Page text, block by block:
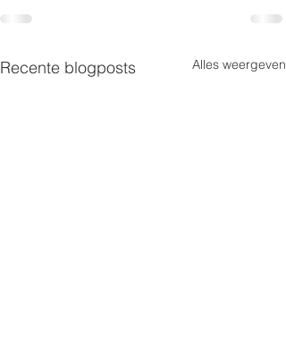
Recente blogposts Alles weergeven